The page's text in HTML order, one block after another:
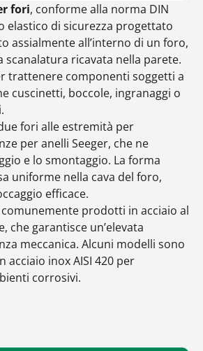
fori, conforme alla norma DIN
elastico di sicurezza progettato
assialmente all’interno di un foro,
scanalatura ricavata nella parete.
trattenere componenti soggetti a
cuscinetti, boccole, ingranaggi o
fori alle estremità per
per anelli Seeger, che ne
e lo smontaggio. La forma
uniforme nella cava del foro,
efficace.
prodotti in acciaio al
che garantisce un’elevata
meccanica. Alcuni modelli sono
acciaio inox AISI 420 per
corrosivi.